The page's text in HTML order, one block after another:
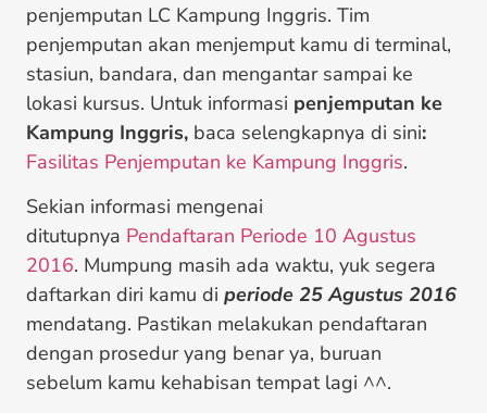
penjemputan LC Kampung Inggris. Tim
penjemputan akan menjemput kamu di terminal,
stasiun, bandara, dan mengantar sampai ke
lokasi kursus. Untuk informasi penjemputan ke
Kampung Inggris, baca selengkapnya di sini:
Fasilitas Penjemputan ke Kampung Inggris.
Sekian informasi mengenai
ditutupnya Pendaftaran Periode 10 Agustus
2016. Mumpung masih ada waktu, yuk segera
daftarkan diri kamu di periode 25 Agustus 2016
mendatang. Pastikan melakukan pendaftaran
dengan prosedur yang benar ya, buruan
sebelum kamu kehabisan tempat lagi ^^.